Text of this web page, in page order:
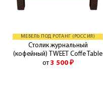
МЕБЕЛЬ ПОД РОТАНГ (РОССИЯ)
Столик журнальный
(кофейный) TWEET Coffe Table
от 3 500 ₽